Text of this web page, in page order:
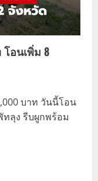
โอนเพิ่ม 8
บาท วันนี้โอน
ทลุง รีบผูกพร้อม